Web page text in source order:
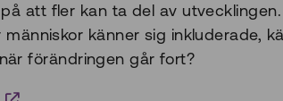
att fler kan ta del av
känner sig inkluderade,
förändringen går fort?